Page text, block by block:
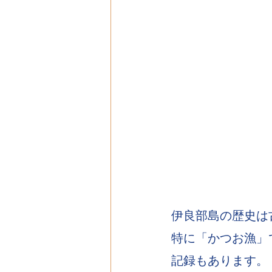
伊良部島の歴史
特に「かつお漁
記録もあります。